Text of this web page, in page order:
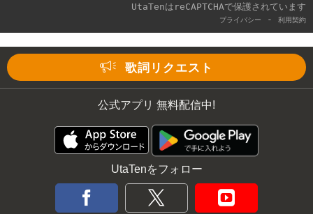
UtaTenはreCAPTCHAで保護されています
プライバシー - 利用契約
歌詞リクエスト
公式アプリ 無料配信中!
UtaTenをフォロー